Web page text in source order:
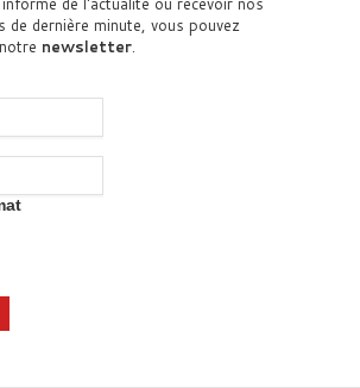
de dernière minute, vous pouvez
newsletter.